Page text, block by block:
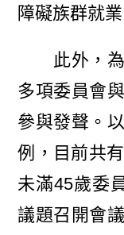
障礙族群就業
此外，為
多項委員會
參與發聲。
例，目前共
未滿45歲委
議題召開會